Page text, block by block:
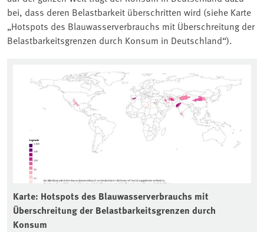
bei, dass deren Belastbarkeit überschritten wird (siehe Karte
„Hotspots des Blauwasserverbrauchs mit Überschreitung der
Belastbarkeitsgrenzen durch Konsum in Deutschland“).
Karte: Hotspots des Blauwasserverbrauchs mit
Überschreitung der Belastbarkeitsgrenzen durch
Konsum